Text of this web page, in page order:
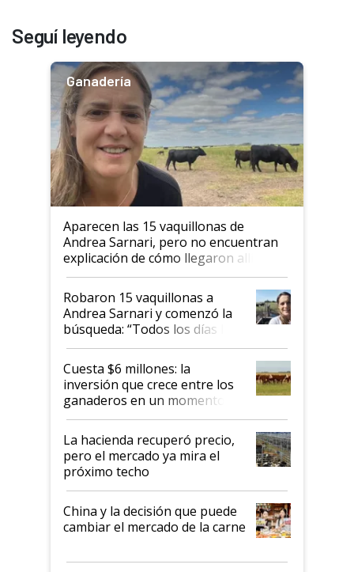
Seguí leyendo
Ganadería
Aparecen las 15 vaquillonas de
Andrea Sarnari, pero no encuentran
explicación de cómo llegaron allí
Robaron 15 vaquillonas a
Andrea Sarnari y comenzó la
búsqueda: “Todos los días le
toca a algún productor”
Cuesta $6 millones: la
inversión que crece entre los
ganaderos en un momento
histórico para la actividad
La hacienda recuperó precio,
pero el mercado ya mira el
próximo techo
China y la decisión que puede
cambiar el mercado de la carne